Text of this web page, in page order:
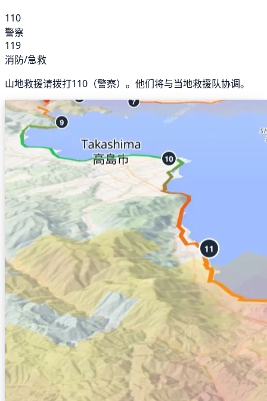
110
警察
119
消防/急救
山地救援请拨打110（警察）。他们将与当地救援队协调。